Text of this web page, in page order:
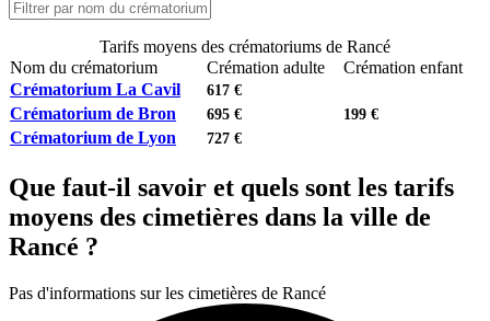
Tarifs moyens des crématoriums de Rancé
Nom du crématorium
Crémation adulte
Crémation enfant
Crématorium La Cavil
617 €
Crématorium de Bron 695 € 199 €
Crématorium de Lyon 727 €
Que faut-il savoir et quels sont les tarifs
moyens des cimetières dans la ville de
Rancé ?
Pas d'informations sur les cimetières de Rancé